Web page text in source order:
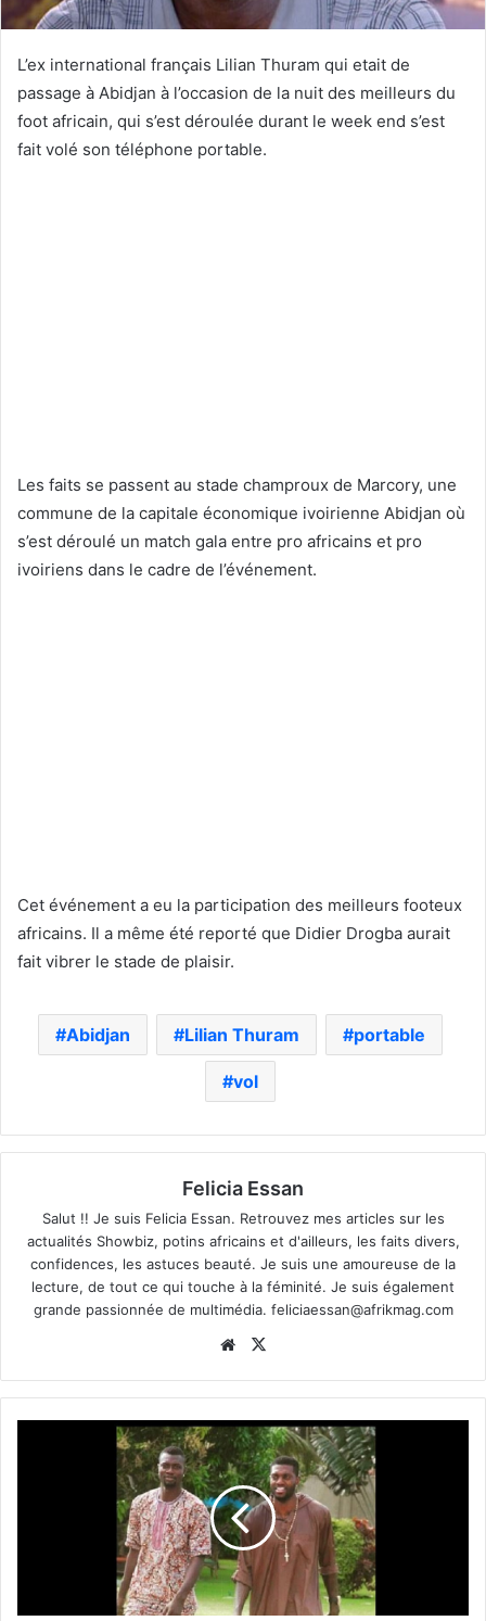
L’ex international français Lilian Thuram qui etait de
passage à Abidjan à l’occasion de la nuit des meilleurs du
foot africain, qui s’est déroulée durant le week end s’est
fait volé son téléphone portable.
Les faits se passent au stade champroux de Marcory, une
commune de la capitale économique ivoirienne Abidjan où
s’est déroulé un match gala entre pro africains et pro
ivoiriens dans le cadre de l’événement.
Cet événement a eu la participation des meilleurs footeux
africains. Il a même été reporté que Didier Drogba aurait
fait vibrer le stade de plaisir.
Abidjan Lilian Thuram portable
vol
Felicia Essan
Salut !! Je suis Felicia Essan. Retrouvez mes articles sur les
actualités Showbiz, potins africains et d'ailleurs, les faits divers,
confidences, les astuces beauté. Je suis une amoureuse de la
lecture, de tout ce qui touche à la féminité. Je suis également
grande passionnée de multimédia. feliciaessan@afrikmag.com
Website